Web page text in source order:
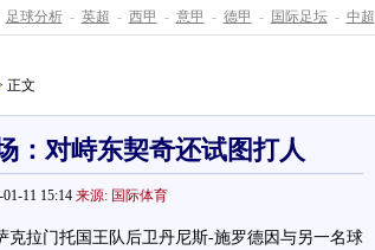
足球分析 - 英超 - 西甲 - 意甲 - 德甲 - 国际足坛 - 中超
正文
：对峙东契奇还试图打人
11 15:14 来源: 国际体育
拉门托国王队后卫丹尼斯-施罗德因与另一名球